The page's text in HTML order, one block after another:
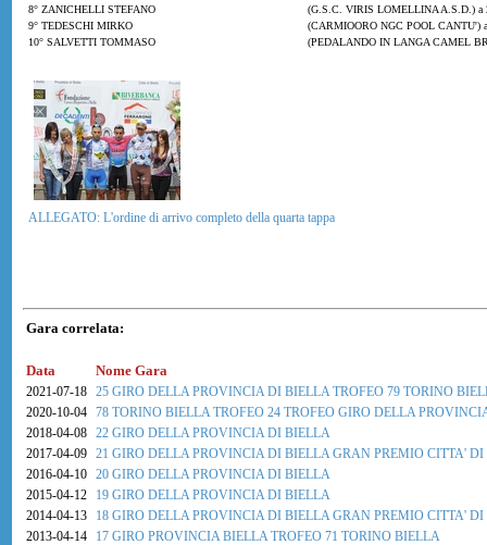
8° ZANICHELLI STEFANO
(G.S.C. VIRIS LOMELLINA A.S.D.) a
9° TEDESCHI MIRKO
(CARMIOORO NGC POOL CANTU')
10° SALVETTI TOMMASO
(PEDALANDO IN LANGA CAMEL
ALLEGATO: L'ordine di arrivo completo della quarta tappa
Gara correlata:
Data Nome Gara
2021-07-18 25 GIRO DELLA PROVINCIA DI BIELLA TROFEO 79 TORINO
2020-10-04 78 TORINO BIELLA TROFEO 24 TROFEO GIRO DELLA
2018-04-08 22 GIRO DELLA PROVINCIA DI BIELLA
2017-04-09 21 GIRO DELLA PROVINCIA DI BIELLA GRAN PREMIO CITTA'
2016-04-10 20 GIRO DELLA PROVINCIA DI BIELLA
2015-04-12
19 GIRO DELLA PROVINCIA DI BIELLA
2014-04-13
18 GIRO DELLA PROVINCIA DI BIELLA GRAN PREMIO CITTA'
2013-04-14
17 GIRO PROVINCIA BIELLA TROFEO 71 TORINO BIELLA